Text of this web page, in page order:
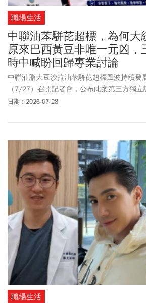
職場生活
中聯油苯駢芘超標，為何大
原來巴西黃豆非唯一元凶，
時中喊盼回歸專業討論
中聯油脂大豆沙拉油苯駢芘超標風波持續發
（7/27）召開記者會，公布此案第三方獨
重點包括：第一，高風險原料須搭配製程及
（HA）科學性不足，未將關鍵風險節點納入
次偏離管制基準卻未落實矯正，問題才會
議題，陳時中表示，政治責任應視有無疏失
月1日下令中聯停工、停售起，歷經下架、
團隊一路按部就班處理，過程有憑有據，並
後續相關食安事件，是否會採「全面下架」
治歸政治，專業歸專業」，並直言行政單位
事情做完，至於是否要全部下架，他坦言若
有東西可以吃了」。
日期：2026-07-28
職場生活